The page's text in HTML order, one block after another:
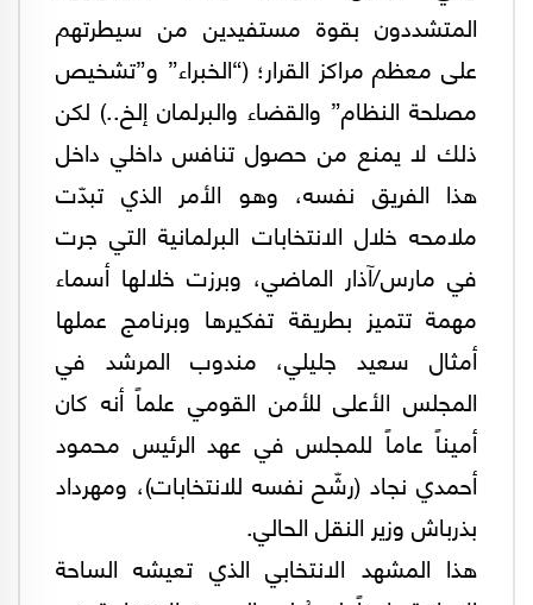
المتشددون بقوة مستفيدين من سيطرتهم
علی معظم مراكز القرار؛ (“الخبراء” و”تشخيص
مصلحة النظام” والقضاء والبرلمان إلخ..) لكن
ذلك لا يمنع من حصول تنافس داخلي داخل
هذا الفريق نفسه، وهو الأمر الذي تبدّت
ملامحه خلال الانتخابات البرلمانية التي جرت
في مارس/آذار الماضي، وبرزت خلالها أسماء
مهمة تتميز بطريقة تفكيرها وبرنامج عملها
أمثال سعيد جليلي، مندوب المرشد في
المجلس الأعلی للأمن القومي علماً أنه كان
أميناً عاماً للمجلس في عهد الرئيس محمود
أحمدي نجاد (رشّح نفسه للانتخابات)، ومهرداد
بذرباش وزير النقل الحالي.
هذا المشهد الانتخابي الذي تعيشه الساحة